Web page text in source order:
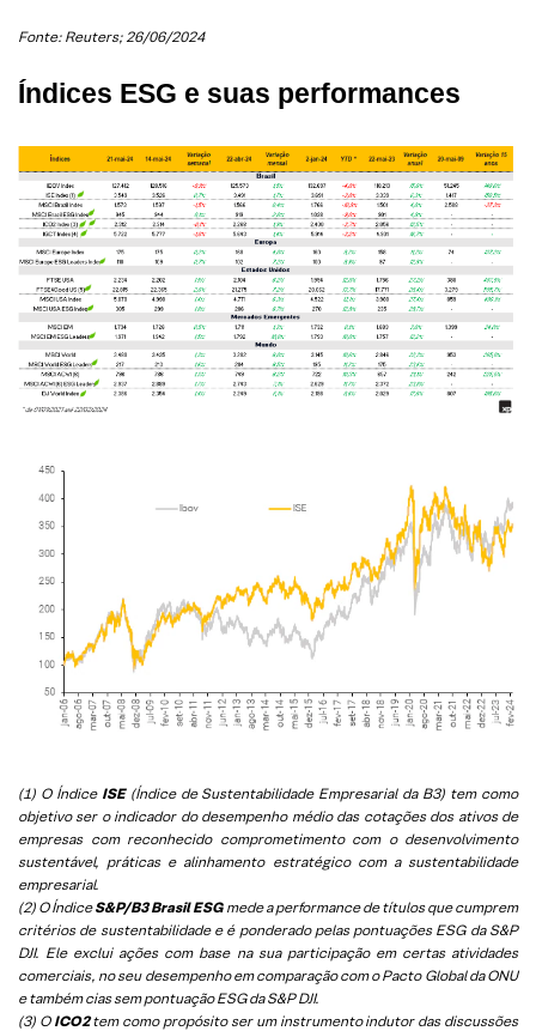
Fonte: Reuters; 26/06/2024
Índices ESG e suas performances
(1) O Índice ISE(Índice de Sustentabilidade Empresarial da B3) tem como
objetivo ser o indicador do desempenho médio das cotações dos ativos de
empresas com reconhecido comprometimento com o desenvolvimento
sustentável, práticas e alinhamento estratégico com a sustentabilidade
empresarial.
(2) O ÍndiceS&P/B3 Brasil ESGmede a performance de títulos que cumprem
critérios de sustentabilidade e é ponderado pelas pontuações ESG da S&P
DJI. Ele exclui ações com base na sua participação em certas atividades
comerciais, no seu desempenho em comparação com o Pacto Global da ONU
e também cias sem pontuação ESG da S&P DJI.
(3) O ICO2tem como propósito ser um instrumento indutor das discussões